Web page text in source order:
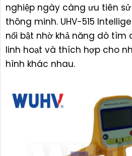
nghiệp ngày càng ưu tiên
thông minh. UHV-515
nổi bật nhờ khả năng dò tìm
linh hoạt và thích hợp cho
hình khác nhau.